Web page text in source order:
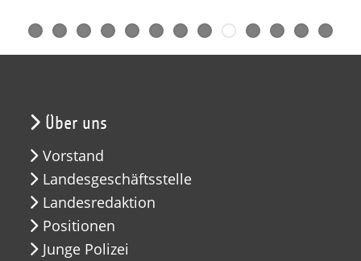
Über uns
Vorstand
Landesgeschäftsstelle
Landesredaktion
Positionen
Junge Polizei